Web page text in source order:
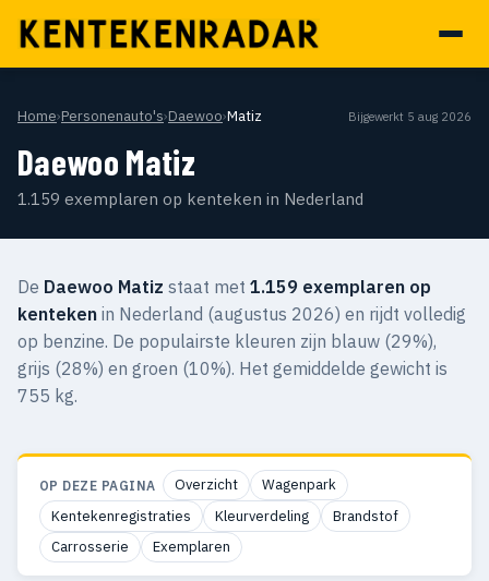
Home›Personenauto's›Daewoo›Matiz Bijgewerkt 5 aug 2026
Daewoo Matiz
1.159 exemplaren op kenteken in Nederland
De Daewoo Matiz staat met 1.159 exemplaren op
kenteken in Nederland (augustus 2026) en rijdt volledig
op benzine. De populairste kleuren zijn blauw (29%),
grijs (28%) en groen (10%). Het gemiddelde gewicht is
755 kg.
OP DEZE PAGINA Overzicht
Wagenpark
Kentekenregistraties
Kleurverdeling
Brandstof
Carrosserie
Exemplaren